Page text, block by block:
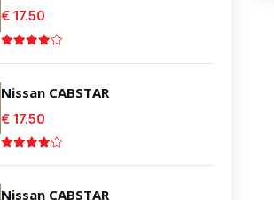
€ 17.50
Nissan CABSTAR
€ 17.50
Nissan CABSTAR